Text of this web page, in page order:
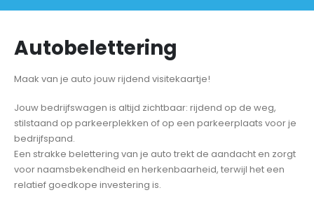
Autobelettering
Maak van je auto jouw rijdend visitekaartje!
Jouw bedrijfswagen is altijd zichtbaar: rijdend op de weg,
stilstaand op parkeerplekken of op een parkeerplaats voor je
bedrijfspand.
Een strakke belettering van je auto trekt de aandacht en zorgt
voor naamsbekendheid en herkenbaarheid, terwijl het een
relatief goedkope investering is.